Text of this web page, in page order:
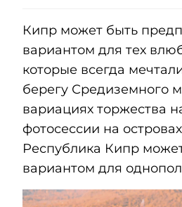
Кипр может быть
вариантом для тех
которые всегда
берегу Средиземного
вариациях торжества
фотосессии на
Республика Кипр
вариантом для